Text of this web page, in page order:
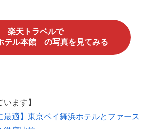
楽天トラベルで
テル本館 の写真を見てみる
います】
最適】東京ベイ舞浜ホテルとファース